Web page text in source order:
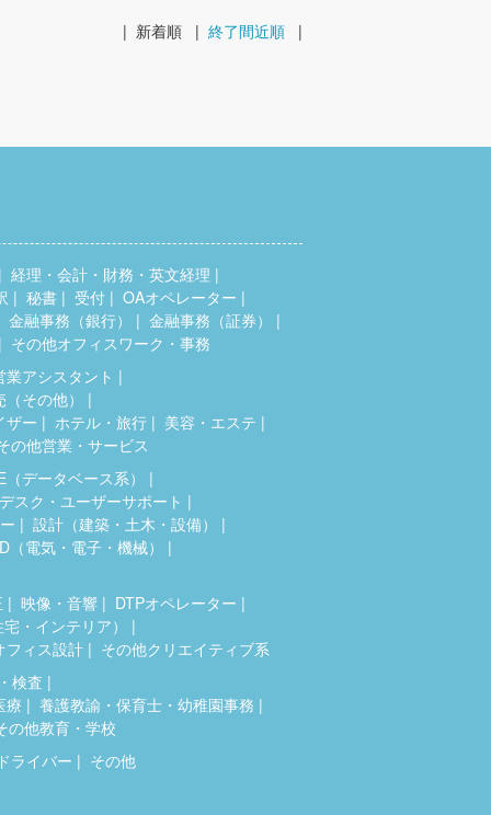
| 新着順 | 終了間近順 |
経理・会計・財務・英文経理
秘書 受付
OAオペレーター
金融事務（銀行）
金融事務（証券）
その他オフィスワーク・事務
業アシスタント
その他）
ザー
ホテル・旅行
美容・エステ
の他営業・サービス
（データベース系）
スク・ユーザーサポート
設計（建築・土木・設備）
（電気・電子・機械）
映像・音響
DTPオペレーター
・インテリア）
フィス設計
その他クリエイティブ系
検査
療
養護教諭・保育士・幼稚園事務
の他教育・学校
ライバー
その他